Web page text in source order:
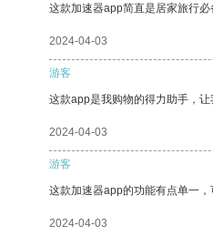
这款加速器app简直是居家旅行
2024-04-03
游客
这款app是我购物的得力助手，让
2024-04-03
游客
这款加速器app的功能有点单一
2024-04-03